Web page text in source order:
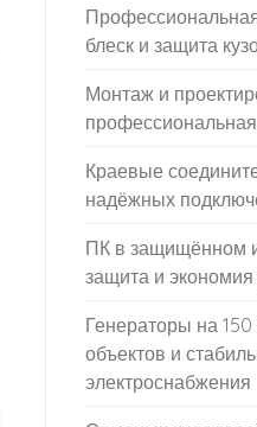
блеск и защита
Монтаж и
Краевые
надёжных
ПК в защищённом
защита и
Генераторы на
объектов и
электроснабжения